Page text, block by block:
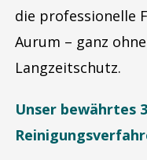
die professionelle
Aurum – ganz
Langzeitschutz.
Unser bewährtes